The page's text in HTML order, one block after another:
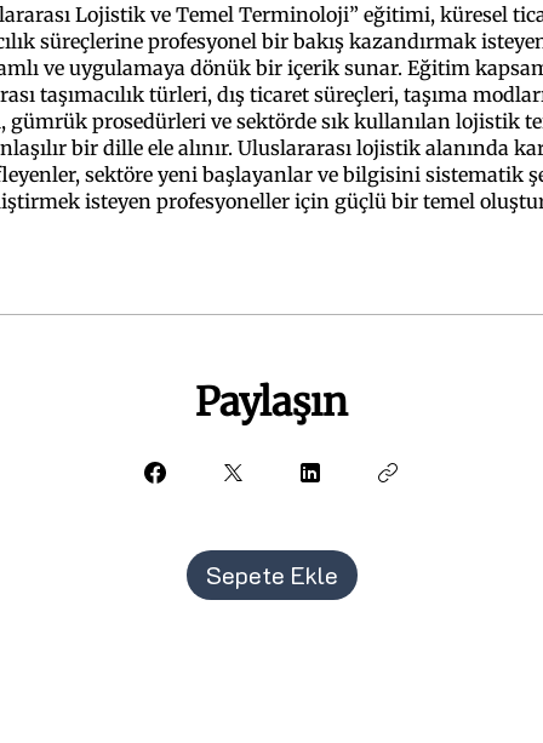
Lojistik ve Temel Terminoloji” eğitimi, küresel
süreçlerine profesyonel bir bakış kazandırmak
ve uygulamaya dönük bir içerik sunar. Eğitim
taşımacılık türleri, dış ticaret süreçleri, taşıma
gümrük prosedürleri ve sektörde sık kullanılan lojistik
bir dille ele alınır. Uluslararası lojistik alanında
sektöre yeni başlayanlar ve bilgisini sistematik
isteyen profesyoneller için güçlü bir temel
Paylaşın
Sepete Ekle